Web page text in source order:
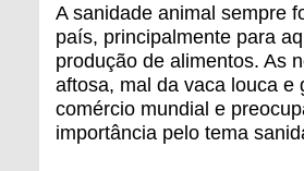
A sanidade animal sempre
país, principalmente para
produção de alimentos. As
aftosa, mal da vaca louca
comércio mundial e
importância pelo tema